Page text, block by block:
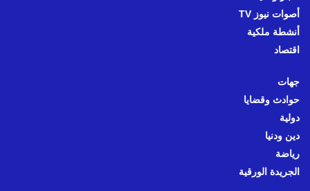
أصوات نيوز TV
أنشطة ملكية
اقتصاد
جهات
حوادث وقضايا
دولية
دين ودنيا
رياضة
الجريدة الورقية